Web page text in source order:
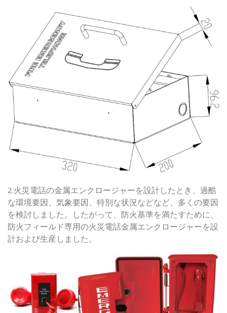
2.火災電話の金属エンクロージャーを設計したとき、過酷
な環境要因、気象要因、特別な状況などなど、多くの要因
を検討しました。したがって、防火基準を満たすために、
防火フィールド専用の火災電話金属エンクロージャーを設
計および生産しました。